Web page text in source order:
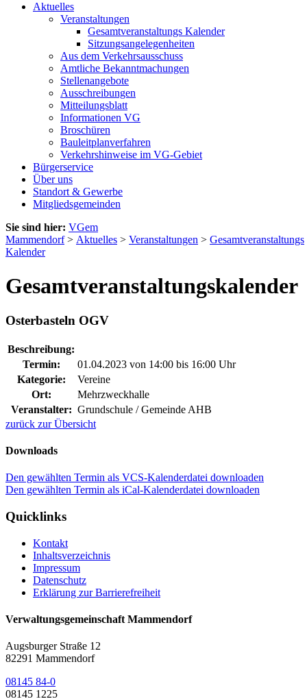
Aktuelles
Veranstaltungen
Gesamtveranstaltungs Kalender
Sitzungsangelegenheiten
Aus dem Verkehrsausschuss
Amtliche Bekanntmachungen
Stellenangebote
Ausschreibungen
Mitteilungsblatt
Informationen VG
Broschüren
Bauleitplanverfahren
Verkehrshinweise im VG-Gebiet
Bürgerservice
Über uns
Standort & Gewerbe
Mitgliedsgemeinden
Sie sind hier: VGem
Mammendorf> Aktuelles > Veranstaltungen > Gesamtveranstaltungs
Kalender
Gesamtveranstaltungskalender
Osterbasteln OGV
Beschreibung:
Termin:
01.04.2023 von 14:00 bis 16:00 Uhr
Kategorie:
Vereine
Ort:
Mehrzweckhalle
Veranstalter: Grundschule / Gemeinde AHB
zurück zur Übersicht
Downloads
Den gewählten Termin als VCS-Kalenderdatei downloaden
Den gewählten Termin als iCal-Kalenderdatei downloaden
Quicklinks
Kontakt
Inhaltsverzeichnis
Impressum
Datenschutz
Erklärung zur Barrierefreiheit
Verwaltungsgemeinschaft Mammendorf
Augsburger Straße 12
82291 Mammendorf
08145 84-0
08145 1225